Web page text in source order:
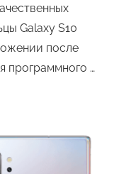
Galaxy S10
после
программного …